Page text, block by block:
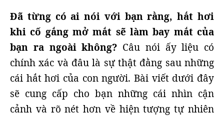
Đã từng có ai nói với bạn rằng, hắt hơi
khi cố gắng mở mắt sẽ làm bay mắt của
bạn ra ngoài không? Câu nói ấy liệu có
chính xác và đâu là sự thật đằng sau những
cái hắt hơi của con người. Bài viết dưới đây
sẽ cung cấp cho bạn những cái nhìn cận
cảnh và rõ nét hơn về hiện tượng tự nhiên